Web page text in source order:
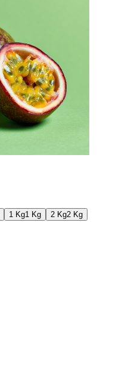
1 Kg1 Kg 2 Kg2 Kg